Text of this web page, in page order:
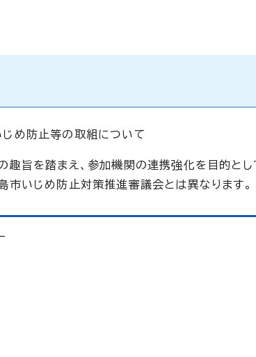
め防止等の取組について
趣旨を踏まえ、参加機関の連携強化を目的と
市いじめ防止対策推進審議会とは異なります。